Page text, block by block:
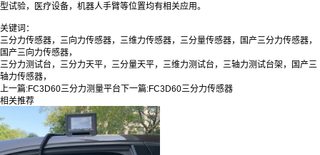
型试验，医疗设备，机器人手臂等位置均有相关应用。
关键词：
三分力传感器，三向力传感器，三维力传感器，三分量传感器，国产三分力传感器，
国产三向力传感器，
三分力测试台，三分力天平，三分量天平，三维力测试台，三轴力测试台架，国产三
轴力传感器，
上一篇:FC3D60三分力测量平台 下一篇:FC3D60三分力传感器
相关推荐